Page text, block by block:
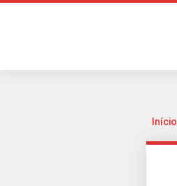
Início